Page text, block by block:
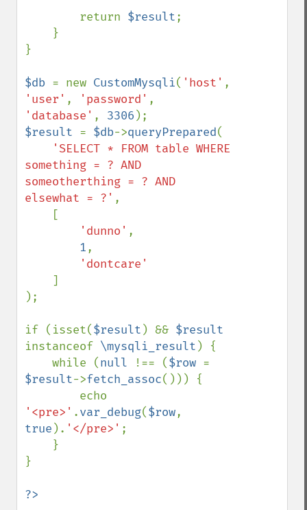
        return
$result;
}
$db = new CustomMysqli( 'host'
'user' , 'password'
'database' , 3306
$result = $db->queryPrepared(
'SELECT * FROM table WHERE
something = ? AND
someotherthing = ? AND
elsewhat = ?' ,
'dunno' ,
1,
'dontcare'
]
);
if (isset($result ) &&
instanceof \mysqli_result ) {
    while (
null !== ($row
$result->fetch_assoc())) {
'<pre>' .var_debug($row
true ). '</pre>' ;
}